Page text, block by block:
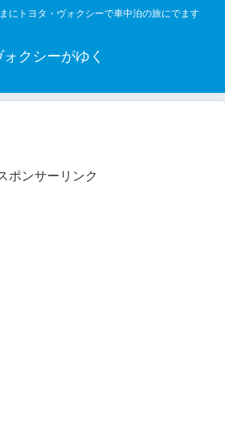
にトヨタ・ヴォクシーで車中泊の旅にでます
ォクシーがゆく
ポンサーリンク